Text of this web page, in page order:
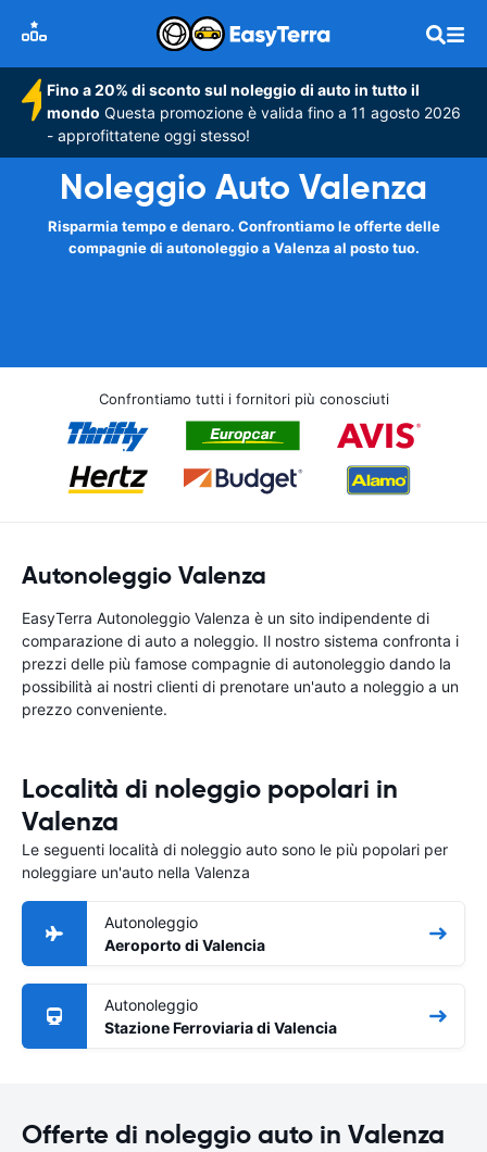
Fino a 20% di sconto sul noleggio di auto in tutto il
mondo Questa promozione è valida fino a 11 agosto 2026
- approfittatene oggi stesso!
Noleggio Auto Valenza
Risparmia tempo e denaro. Confrontiamo le offerte delle
compagnie di autonoleggio a Valenza al posto tuo.
Confrontiamo tutti i fornitori più conosciuti
Autonoleggio Valenza
EasyTerra Autonoleggio Valenza è un sito indipendente di
comparazione di auto a noleggio. Il nostro sistema confronta i
prezzi delle più famose compagnie di autonoleggio dando la
possibilità ai nostri clienti di prenotare un'auto a noleggio a un
prezzo conveniente.
Località di noleggio popolari in
Valenza
Le seguenti località di noleggio auto sono le più popolari per
noleggiare un'auto nella Valenza
Autonoleggio
Aeroporto di Valencia
Autonoleggio
Stazione Ferroviaria di Valencia
Offerte di noleggio auto in Valenza